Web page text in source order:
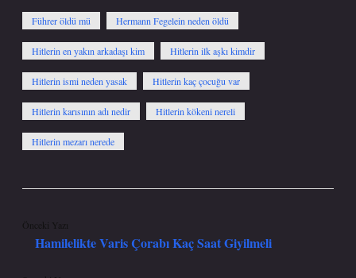
Führer öldü mü Hermann Fegelein neden öldü
Hitlerin en yakın arkadaşı kim Hitlerin ilk aşkı kimdir
Hitlerin ismi neden yasak Hitlerin kaç çocuğu var
Hitlerin karısının adı nedir Hitlerin kökeni nereli
Hitlerin mezarı nerede
Önceki Yazı
Hamilelikte Varis Çorabı Kaç Saat Giyilmeli